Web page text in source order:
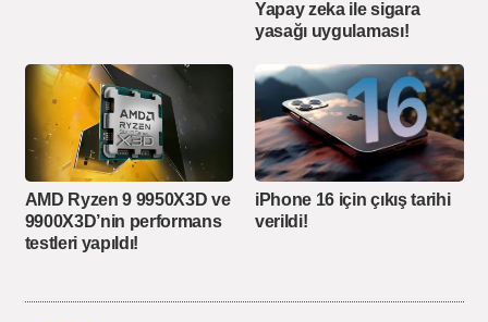
Yapay zeka ile sigara
yasağı uygulaması!
AMD Ryzen 9 9950X3D ve
9900X3D’nin performans
testleri yapıldı!
iPhone 16 için çıkış tarihi
verildi!